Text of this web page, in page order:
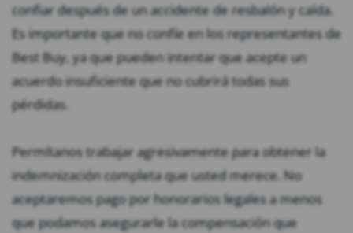
confiar después de un accidente de resbalón y caída.
Es importante que no confíe en los representantes de
Best Buy, ya que pueden intentar que acepte un
acuerdo insuficiente que no cubrirá todas sus
pérdidas.
Permítanos trabajar agresivamente para obtener la
indemnización completa que usted merece. No
aceptaremos pago por honorarios legales a menos
que podamos asegurarle la compensación que